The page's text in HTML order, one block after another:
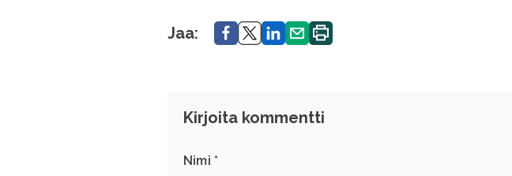
Jaa: Jaa. Jaa.Jaa. Jaa. Tulosta
sivu.
Kirjoita kommentti
Nimi *